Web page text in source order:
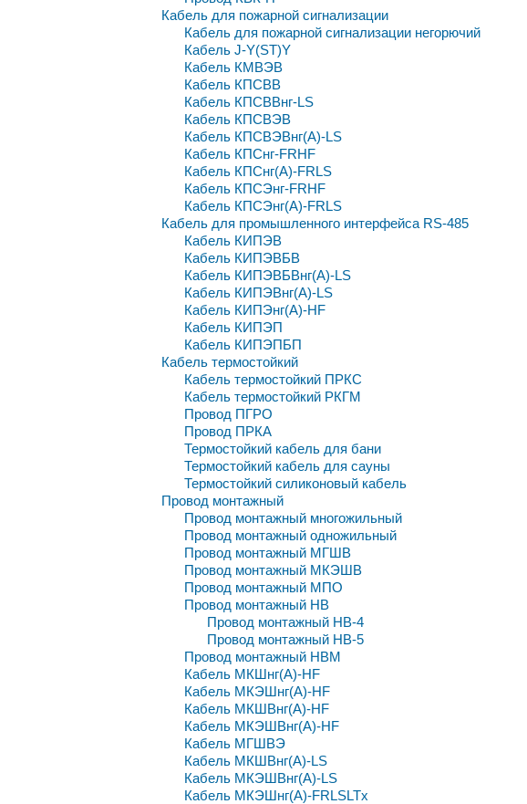
Кабель для пожарной сигнализации
Кабель для пожарной сигнализации негорючий
Кабель J-Y(ST)Y
Кабель КМВЭВ
Кабель КПСВВ
Кабель КПСВВнг-LS
Кабель КПСВЭВ
Кабель КПСВЭВнг(A)-LS
Кабель КПСнг-FRHF
Кабель КПСнг(A)-FRLS
Кабель КПСЭнг-FRHF
Кабель КПСЭнг(A)-FRLS
Кабель для промышленного интерфейса RS-485
Кабель КИПЭВ
Кабель КИПЭВБВ
Кабель КИПЭВБВнг(А)-LS
Кабель КИПЭВнг(A)-LS
Кабель КИПЭнг(A)-HF
Кабель КИПЭП
Кабель КИПЭПБП
Кабель термостойкий
Кабель термостойкий ПРКС
Кабель термостойкий РКГМ
Провод ПГРО
Провод ПРКА
Термостойкий кабель для бани
Термостойкий кабель для сауны
Термостойкий силиконовый кабель
Провод монтажный
Провод монтажный многожильный
Провод монтажный одножильный
Провод монтажный МГШВ
Провод монтажный МКЭШВ
Провод монтажный МПО
Провод монтажный НВ
Провод монтажный НВ-4
Провод монтажный НВ-5
Провод монтажный НВМ
Кабель МКШнг(А)-HF
Кабель МКЭШнг(А)-HF
Кабель МКШВнг(А)-HF
Кабель МКЭШВнг(А)-HF
Кабель МГШВЭ
Кабель МКШВнг(А)-LS
Кабель МКЭШВнг(А)-LS
Кабель МКЭШнг(А)-FRLSLTx